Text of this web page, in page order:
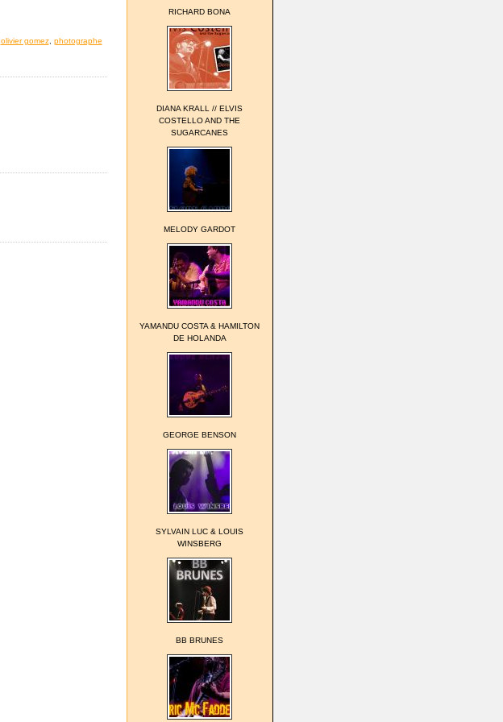
RICHARD BONA
DIANA KRALL // ELVIS
COSTELLO AND THE
SUGARCANES
MELODY GARDOT
YAMANDU COSTA & HAMILTON
DE HOLANDA
GEORGE BENSON
SYLVAIN LUC & LOUIS
WINSBERG
BB BRUNES
olivier gomez, photographe